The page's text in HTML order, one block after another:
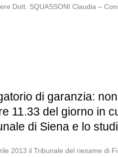
Dott. SQUASSONI Claudia –
di garanzia:
11.33 del giorno in
di Siena e lo
2013 il Tribunale del riesame di